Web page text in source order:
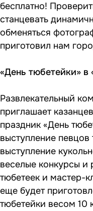
бесплатно!
станцевать
обменяться
приготовил нам
«День тюбетейки» в
Развлекательный
приглашает
праздник «День
выступление певцов
выступление
веселые конкурсы
тюбетеек и мастер-
еще будет
тюбетейки весом 10